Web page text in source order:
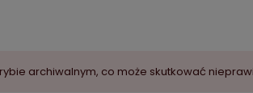
archiwalnym, co może skutkować